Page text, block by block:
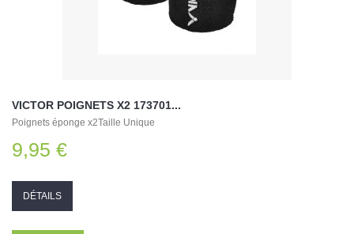
VICTOR POIGNETS X2 173701...
Poignets éponge x2Taille Unique
9,95 €
DÉTAILS